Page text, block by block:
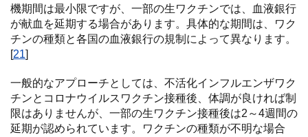
機期間は最小限ですが、一部の生ワクチンでは、血液銀行
が献血を延期する場合があります。具体的な期間は、ワク
チンの種類と各国の血液銀行の規制によって異なります。
[21]
一般的なアプローチとしては、不活化インフルエンザワク
チンとコロナウイルスワクチン接種後、体調が良ければ制
限はありませんが、一部の生ワクチン接種後は2～4週間の
延期が認められています。ワクチンの種類が不明な場合